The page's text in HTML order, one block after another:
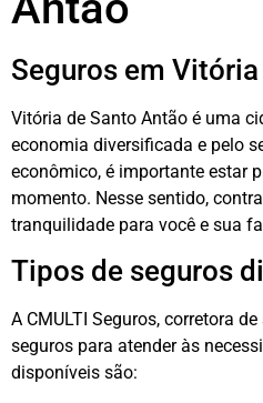
Seguros em
Vitória de Santo Antão é uma
economia diversificada e pelo
econômico, é importante estar
momento. Nesse sentido,
tranquilidade para você e sua
Tipos de seguros
A CMULTI Seguros, corretora
seguros para atender às
disponíveis são: